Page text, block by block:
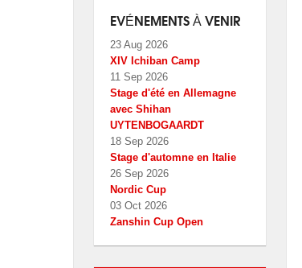
EVÉNEMENTS À VENIR
23 Aug 2026
XIV Ichiban Camp
11 Sep 2026
Stage d'été en Allemagne
avec Shihan
UYTENBOGAARDT
18 Sep 2026
Stage d'automne en Italie
26 Sep 2026
Nordic Cup
03 Oct 2026
Zanshin Cup Open